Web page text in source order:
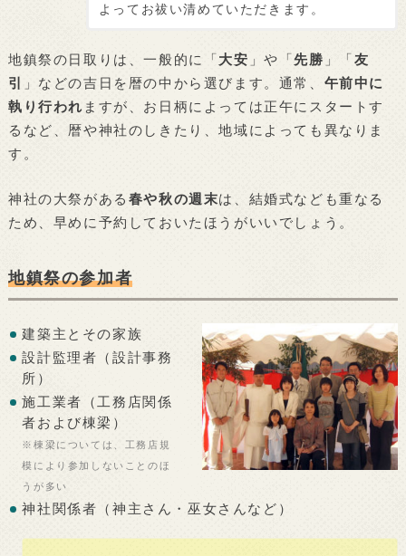
よってお祓い清めていただきます。
地鎮祭の日取りは、一般的に「大安 」や「先勝 」「友
引
」などの吉日を暦の中から選びます。通常、 午前中に
執り行われ ますが、お日柄によっては正午にスタートす
るなど、暦や神社のしきたり、地域によっても異なりま
す。
神社の大祭がある 春や秋の週末は、結婚式なども重なる
ため、早めに予約しておいたほうがいいでしょう。
地鎮祭の参加者
建築主とその家族
設計監理者（設計事務
所）
施工業者（工務店関係
者および棟梁）
※棟梁については、工務店規
模により参加しないことのほ
うが多い
神社関係者（神主さん・巫女さんなど）